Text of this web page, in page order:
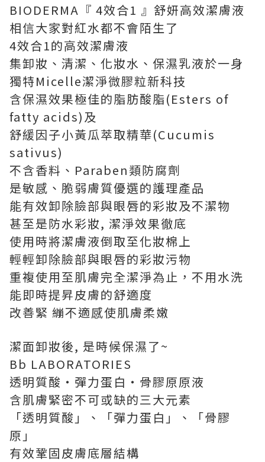
BIODERMA『 4效合1 』舒妍高效潔膚液
相信大家對紅水都不會陌生了
4效合1的高效潔膚液
集卸妝、清潔、化妝水、保濕乳液於一身
獨特Micelle潔淨微膠粒新科技
含保濕效果極佳的脂肪酸脂(Esters of
fatty acids)及
舒緩因子小黃瓜萃取精華(Cucumis
sativus)
不含香料、Paraben類防腐劑
是敏感、脆弱膚質優選的護理產品
能有效卸除臉部與眼唇的彩妝及不潔物
甚至是防水彩妝, 潔淨效果徹底
使用時將潔膚液倒取至化妝棉上
輕輕卸除臉部與眼唇的彩妝污物
重複使用至肌膚完全潔淨為止，不用水洗
能即時提昇皮膚的舒適度
改善緊 繃不適感使肌膚柔嫩
潔面卸妝後, 是時候保濕了~
Bb LABORATORIES
透明質酸‧彈力蛋白‧骨膠原原液
含肌膚緊密不可或缺的三大元素
「透明質酸」、「彈力蛋白」、「骨膠
原」
有效鞏固皮膚底層結構